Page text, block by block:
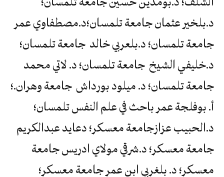
د.بلخير عثمان جامعة تلمسان؛د.مصطفاوي عمر
جامعة تلمسان؛ د.بلعربي خالد جامعة تلمسان؛
د.خليفي الشيخ جامعة تلمسان؛ د. لاتي محمد
جامعة تلمسان؛ د. ميلود بورداش جامعة وهران.؛
أ. بوفلجة عمر باحث في علم النفس تلمسان؛
د.الحبيب عزازجامعة معسكر؛ دعايد عبدالكريم
جامعة معسكر؛ د.شرقي مولاي ادريس جامعة
معسكر؛ د. بلغربي ابن عمر جامعة معسكر؛